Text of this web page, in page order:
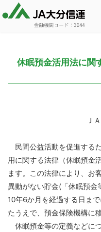
休眠預金活用法に関
Ｊ
民間公益活動を促進する
用に関する法律（休眠預金
ます。この法律により、お
異動がない貯金(「休眠預金
10年6か月を経過する日ま
たうえで、預金保険機構に
休眠預金等の定義などに